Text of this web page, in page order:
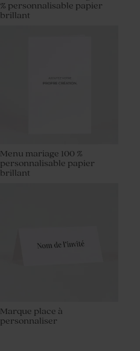
% personnalisable papier
brillant
Menu mariage 100 %
personnalisable papier
brillant
Marque place à
personnaliser